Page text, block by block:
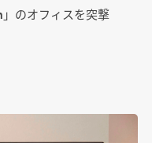
のオフィスを突撃